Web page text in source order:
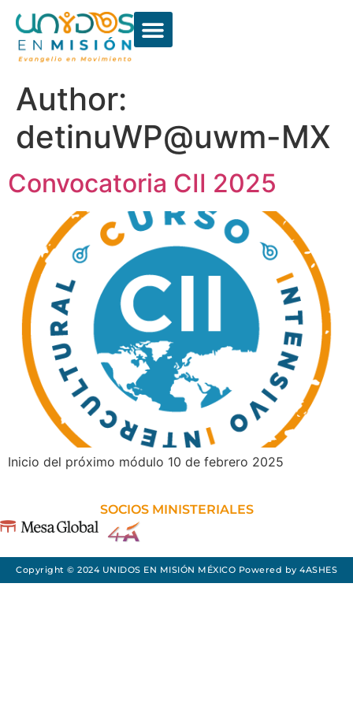
Author:
detinuWP@uwm-MX
Convocatoria CII 2025
Inicio del próximo módulo 10 de febrero 2025
SOCIOS MINISTERIALES
Copyright © 2024 UNIDOS EN MISIÓN MÉXICO Powered by 4ASHES